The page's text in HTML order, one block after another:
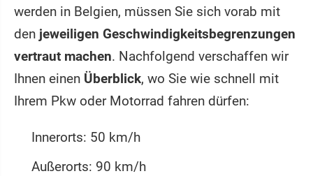
werden in Belgien, müssen Sie sich vorab mit
den jeweiligen Geschwindigkeitsbegrenzungen
vertraut machen. Nachfolgend verschaffen wir
Ihnen einen Überblick, wo Sie wie schnell mit
Ihrem Pkw oder Motorrad fahren dürfen:
Innerorts: 50 km/h
Außerorts: 90 km/h